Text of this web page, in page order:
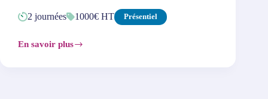
2 journées 1000€ HT Présentiel
En savoir plus
SQL